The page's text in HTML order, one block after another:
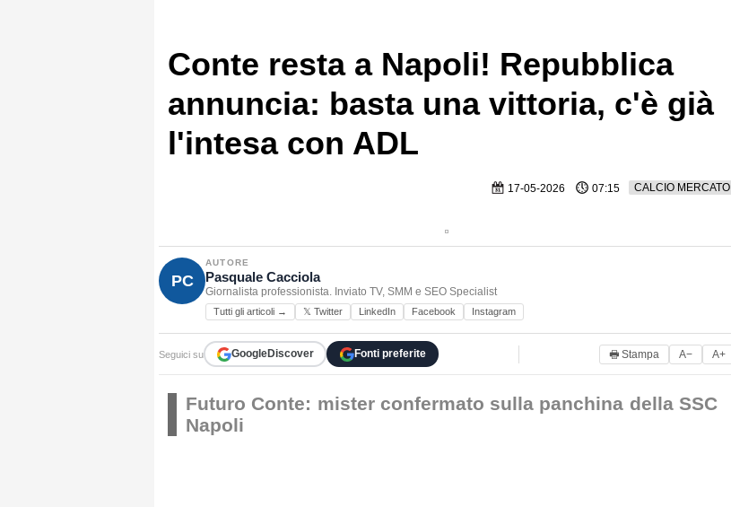
Conte resta a Napoli! Repubblica
annuncia: basta una vittoria, c'è già
l'intesa con ADL
CALCIO MERCATO
17-05-2026 07:15
PC
AUTORE
Pasquale Cacciola
Giornalista professionista. Inviato TV, SMM e SEO Specialist
Tutti gli articoli → 𝕏 Twitter LinkedIn Facebook Instagram
Seguici su GoogleDiscover Fonti preferite 🖶 Stampa A− A+
Futuro Conte: mister confermato sulla panchina della SSC
Napoli